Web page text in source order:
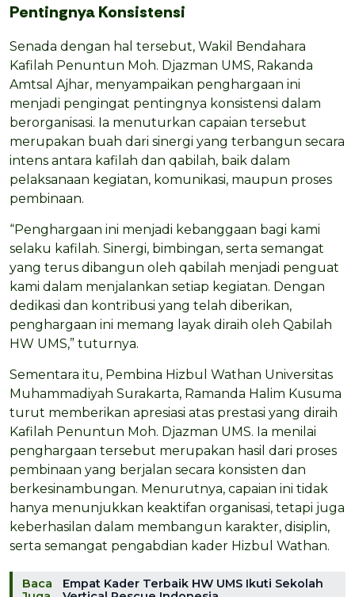
Pentingnya Konsistensi
Senada dengan hal tersebut, Wakil Bendahara
Kafilah Penuntun Moh. Djazman UMS, Rakanda
Amtsal Ajhar, menyampaikan penghargaan ini
menjadi pengingat pentingnya konsistensi dalam
berorganisasi. Ia menuturkan capaian tersebut
merupakan buah dari sinergi yang terbangun secara
intens antara kafilah dan qabilah, baik dalam
pelaksanaan kegiatan, komunikasi, maupun proses
pembinaan.
“Penghargaan ini menjadi kebanggaan bagi kami
selaku kafilah. Sinergi, bimbingan, serta semangat
yang terus dibangun oleh qabilah menjadi penguat
kami dalam menjalankan setiap kegiatan. Dengan
dedikasi dan kontribusi yang telah diberikan,
penghargaan ini memang layak diraih oleh Qabilah
HW UMS,” tuturnya.
Sementara itu, Pembina Hizbul Wathan Universitas
Muhammadiyah Surakarta, Ramanda Halim Kusuma
turut memberikan apresiasi atas prestasi yang diraih
Kafilah Penuntun Moh. Djazman UMS. Ia menilai
penghargaan tersebut merupakan hasil dari proses
pembinaan yang berjalan secara konsisten dan
berkesinambungan. Menurutnya, capaian ini tidak
hanya menunjukkan keaktifan organisasi, tetapi juga
keberhasilan dalam membangun karakter, disiplin,
serta semangat pengabdian kader Hizbul Wathan.
Baca
Empat Kader Terbaik HW UMS Ikuti Sekolah